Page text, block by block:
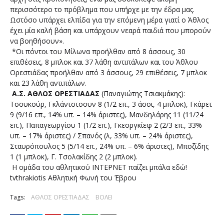
περισσότερο το πρόβλημα που υπήρχε με την έδρα μας.
Ωστόσο υπάρχει ελπίδα για την επόμενη μέρα γιατί ο Άθλος
έχει μία καλή βάση και υπάρχουν νεαρά παιδιά που μπορούν
να βοηθήσουν».
*Οι πόντοι του Μίλωνα προήλθαν από 8 άσσους, 30
επιθέσεις, 8 μπλοκ και 37 λάθη αντιπάλων και του Άθλου
Ορεστιάδας προήλθαν από 3 άσσους, 29 επιθέσεις, 7 μπλοκ
και 23 λάθη αντιπάλων.
Α.Σ. ΑΘΛΟΣ ΟΡΕΣΤΙΑΔΑΣ (Παναγιώτης Τσιακμάκης):
Τσουκούρ, Γκλάντστοουν 8 (1/2 επ., 3 άσοι, 4 μπλοκ), Γκάρετ
9 (9/16 επ., 14% υπ. – 14% άριστες), Μανδηλάρης 11 (11/24
επ.), Παπαγεωργίου 1 (1/2 επ.), Γκεοργκίεφ 2 (2/3 επ., 33%
υπ. – 17% άριστες) / Σπανός (λ, 33% υπ. – 24% άριστες),
Σταυρόπουλος 5 (5/14 επ., 24% υπ. – 6% άριστες), Μποζίδης
1 (1 μπλοκ), Γ. Τσολακίδης 2 (2 μπλοκ).
Η ομάδα του αθλητικού ΙΝΤΕΡΝΕΤ παίζει μπάλα εδώ!
tvthrakiotis Αθλητική Φωνή του Έβρου
Tags: ΑΘΛΟΣ ΟΡΕΣΤΙΑΔΑΣ ΒΟΛΕΙ